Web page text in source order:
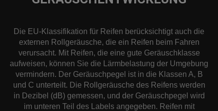
Die EU-Klassifikation für Reifen berücksichtigt auch die
externen Rollgeräusche, die ein Reifen beim Fahren
verursacht. Mit Reifen, die eine gute Geräuschklasse
aufweisen, können Sie die Lärmbelastung der Umgebung
vermindern. Der Geräuschpegel ist in die Klassen A, B
und C unterteilt. Die Rollgeräusche des Reifens werden
in Dezibel (dB) gemessen, und der Geräuschpegel wird
im unteren Teil des Labels angegeben. Reifen mit